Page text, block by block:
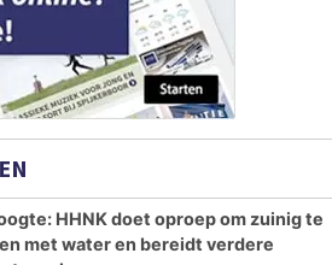
HHNK doet oproep om zuinig te
met water en bereidt verdere